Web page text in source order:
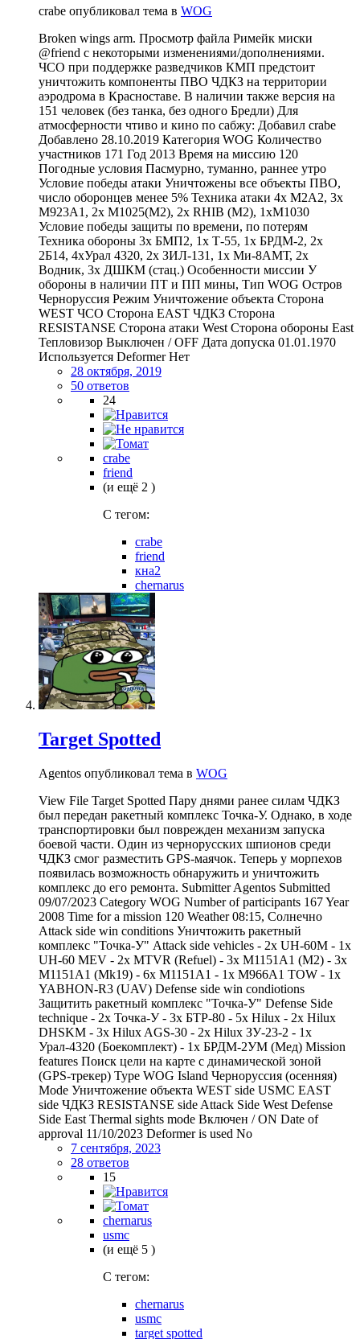
crabe опубликовал тема в WOG
Broken wings arm. Просмотр файла Римейк миски
@friend c некоторыми изменениями/дополнениями.
ЧСО при поддержке разведчиков КМП предстоит
уничтожить компоненты ПВО ЧДКЗ на территории
аэродрома в Красноставе. В наличии также версия на
151 человек (без танка, без одного Бредли) Для
атмосферности чтиво и кино по сабжу: Добавил crabe
Добавлено 28.10.2019 Категория WOG Количество
участников 171 Год 2013 Время на миссию 120
Погодные условия Пасмурно, туманно, раннее утро
Условие победы атаки Уничтожены все объекты ПВО,
число оборонцев менее 5% Техника атаки 4x M2A2, 3x
M923A1, 2x M1025(M2), 2x RHIB (M2), 1xM1030
Условие победы защиты по времени, по потерям
Техника обороны 3x БМП2, 1х Т-55, 1х БРДМ-2, 2х
2Б14, 4хУрал 4320, 2х ЗИЛ-131, 1х Ми-8АМТ, 2х
Водник, 3х ДШКМ (стац.) Особенности миссии У
обороны в наличии ПТ и ПП мины, Тип WOG Остров
Черноруссия Режим Уничтожение объекта Сторона
WEST ЧСО Сторона EAST ЧДКЗ Сторона
RESISTANSE Сторона атаки West Сторона обороны East
Тепловизор Выключен / OFF Дата допуска 01.01.1970
Используется Deformer Нет
28 октября, 2019
50 ответов
24
crabe
friend
(и ещё 2 )
C тегом:
crabe
friend
кна2
chernarus
Target Spotted
Agentos опубликовал тема в WOG
View File Target Spotted Пару днями ранее силам ЧДКЗ
был передан ракетный комплекс Точка-У. Однако, в ходе
транспортировки был поврежден механизм запуска
боевой части. Один из чернорусских шпионов среди
ЧДКЗ смог разместить GPS-маячок. Теперь у морпехов
появилась возможность обнаружить и уничтожить
комплекс до его ремонта. Submitter Agentos Submitted
09/07/2023 Category WOG Number of participants 167 Year
2008 Time for a mission 120 Weather 08:15, Солнечно
Attack side win conditions Уничтожить ракетный
комплекс "Точка-У" Attack side vehicles - 2x UH-60M - 1x
UH-60 MEV - 2x MTVR (Refuel) - 3x M1151A1 (M2) - 3x
M1151A1 (Mk19) - 6x M1151A1 - 1x M966A1 TOW - 1x
YABHON-R3 (UAV) Defense side win condiotions
Защитить ракетный комплекс "Точка-У" Defense Side
technique - 2x Точка-У - 3x БТР-80 - 5x Hilux - 2x Hilux
DHSKM - 3x Hilux AGS-30 - 2x Hilux ЗУ-23-2 - 1x
Урал-4320 (Боекомплект) - 1x БРДМ-2УМ (Мед) Mission
features Поиск цели на карте с динамической зоной
(GPS-трекер) Type WOG Island Черноруссия (осенняя)
Mode Уничтожение объекта WEST side USMC EAST
side ЧДКЗ RESISTANSE side Attack Side West Defense
Side East Thermal sights mode Включен / ON Date of
approval 11/10/2023 Deformer is used No
7 сентября, 2023
28 ответов
15
chernarus
usmc
(и ещё 5 )
C тегом:
chernarus
usmc
target spotted